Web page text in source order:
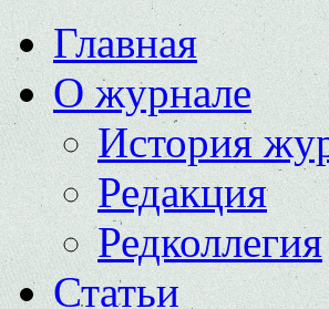
Главная
О журнале
История
Редакция
Редколлегия
Статьи